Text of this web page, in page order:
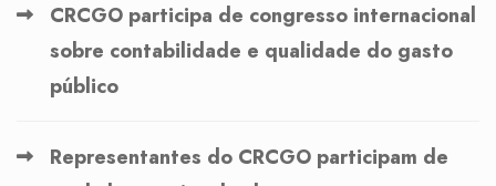
CRCGO participa de congresso internacional
sobre contabilidade e qualidade do gasto
público
Representantes do CRCGO participam de